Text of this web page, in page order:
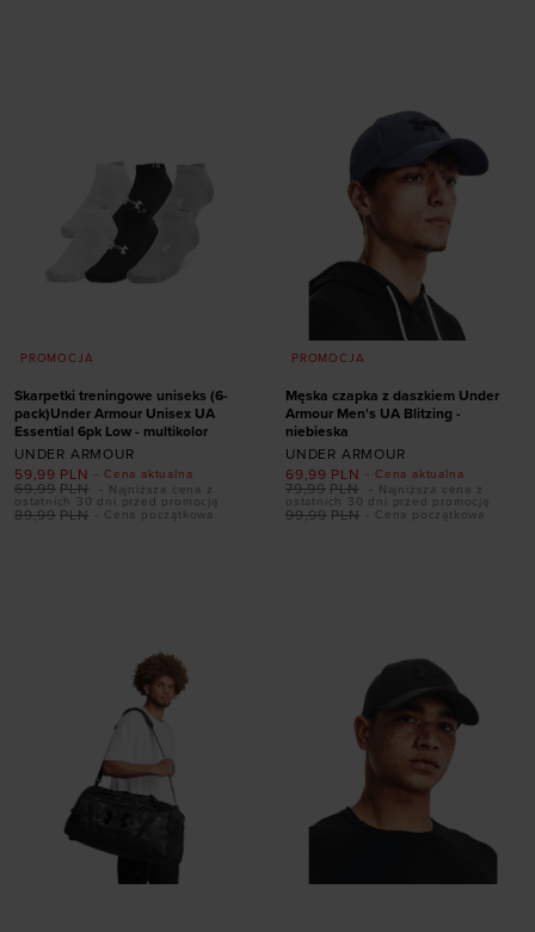
PROMOCJA
Dodaj produkt w
Skarpetki treningowe uniseks (6-
pack)Under Armour Unisex UA
Essential 6pk Low - multikolor
UNDER ARMOUR
- Cena aktualna
59,99 PLN
- Cena początkowa
89,99 PLN
69,99 PLN
- Najniższa cena z
ostatnich 30 dni przed promocją
PROMOCJA
Męska czapka z daszkiem Under
Armour Men's UA Blitzing -
niebieska
UNDER ARMOUR
- Cena aktualna
69,99 PLN
- Cena początkowa
99,99 PLN
79,99 PLN
- Najniższa cena z
ostatnich 30 dni przed promocją